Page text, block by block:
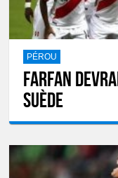
PÉROU
Farfan
Suède